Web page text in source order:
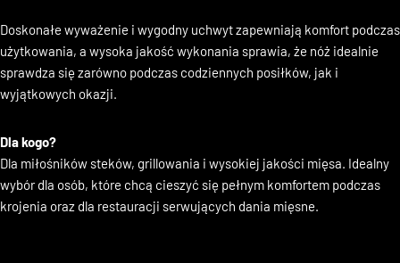
Doskonałe wyważenie i wygodny uchwyt zapewniają komfort podczas
użytkowania, a wysoka jakość wykonania sprawia, że nóż idealnie
sprawdza się zarówno podczas codziennych posiłków, jak i
Dla kogo?
Dla miłośników steków, grillowania i wysokiej jakości mięsa. Idealny
wybór dla osób, które chcą cieszyć się pełnym komfortem podczas